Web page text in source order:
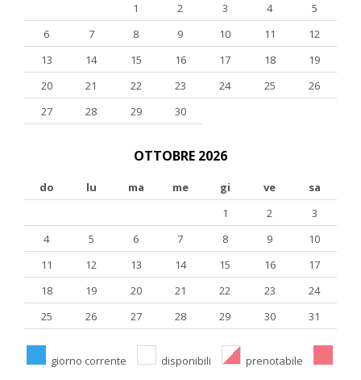
1
2 3 4
5
6
7 8 9 10 11
12
13
14 15 16 17 18
19
20
21 22 23 24 25
26
27
28 29 30
OTTOBRE 2026
do lu ma me gi ve
sa
1
2
3
4
5 6 7 8 9
10
11
12 13 14 15 16
17
18
19 20 21 22 23
24
25
26 27 28 29 30 31
giorno corrente disponibili prenotabile